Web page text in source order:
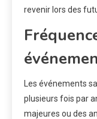
revenir lors des
Les événements
plusieurs fois par
majeures ou des